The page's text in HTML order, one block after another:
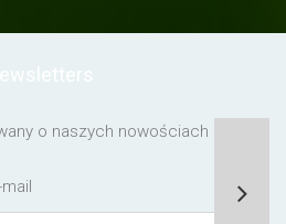
o naszych nowościach lub o